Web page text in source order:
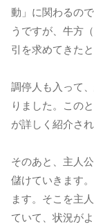
動」に関わるの
うですが、牛方
引を求めてきた
調停人も入って
りました。この
が詳しく紹介さ
そのあと、主人
儲けていきます
ます。そこを主
ていて、状況が